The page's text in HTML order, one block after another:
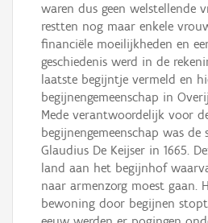
waren dus geen welstellende
restten nog maar enkele
financiële moeilijkheden en
geschiedenis werd in de
laatste begijntje vermeld en
begijnengemeenschap in
Mede verantwoordelijk voor
begijnengemeenschap was
Glaudius De Keijser in 1665.
land aan het begijnhof
naar armenzorg moest gaan.
bewoning door begijnen